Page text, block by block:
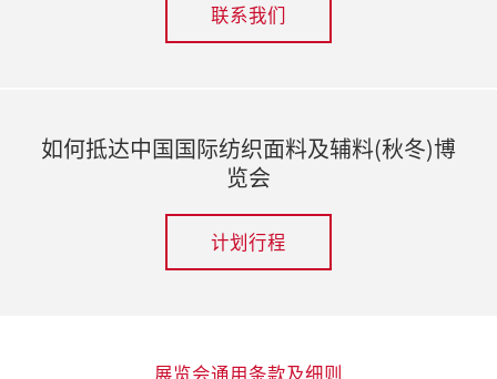
联系我们
如何抵达中国国际纺织面料及辅料(秋冬)博
览会
计划行程
展览会通用条款及细则